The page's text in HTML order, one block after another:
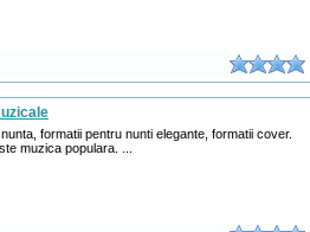
formatii pentru nunti elegante, formatii cover.
muzica populara. ...